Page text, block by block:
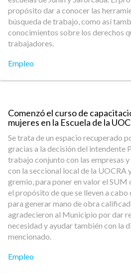
propósito dar a conocer las
búsqueda de trabajo, como así
conocimientos sobre los derechos
trabajadores.
Empleo
Comenzó el curso de
mujeres en la Escuela de la
Se trata de un espacio recuperado
gracias a la decisión del intendente
trabajo conjunto con las empresas
con la seccional local de la UOCRA
gremio, para poner en valor el SUM
el propósito de que se lleven a
para generar mano de obra
agradecieron al Municipio por dar
necesidad y ayudar también con la
mencionado.
Empleo